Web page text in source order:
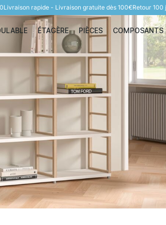
Livraison rapide - Livraison gratuite dès 100€Retour 100
Étagère modulable
ÉTAGÈRE
Étagère
PIÈCES
Pièces
COMPOSANTS